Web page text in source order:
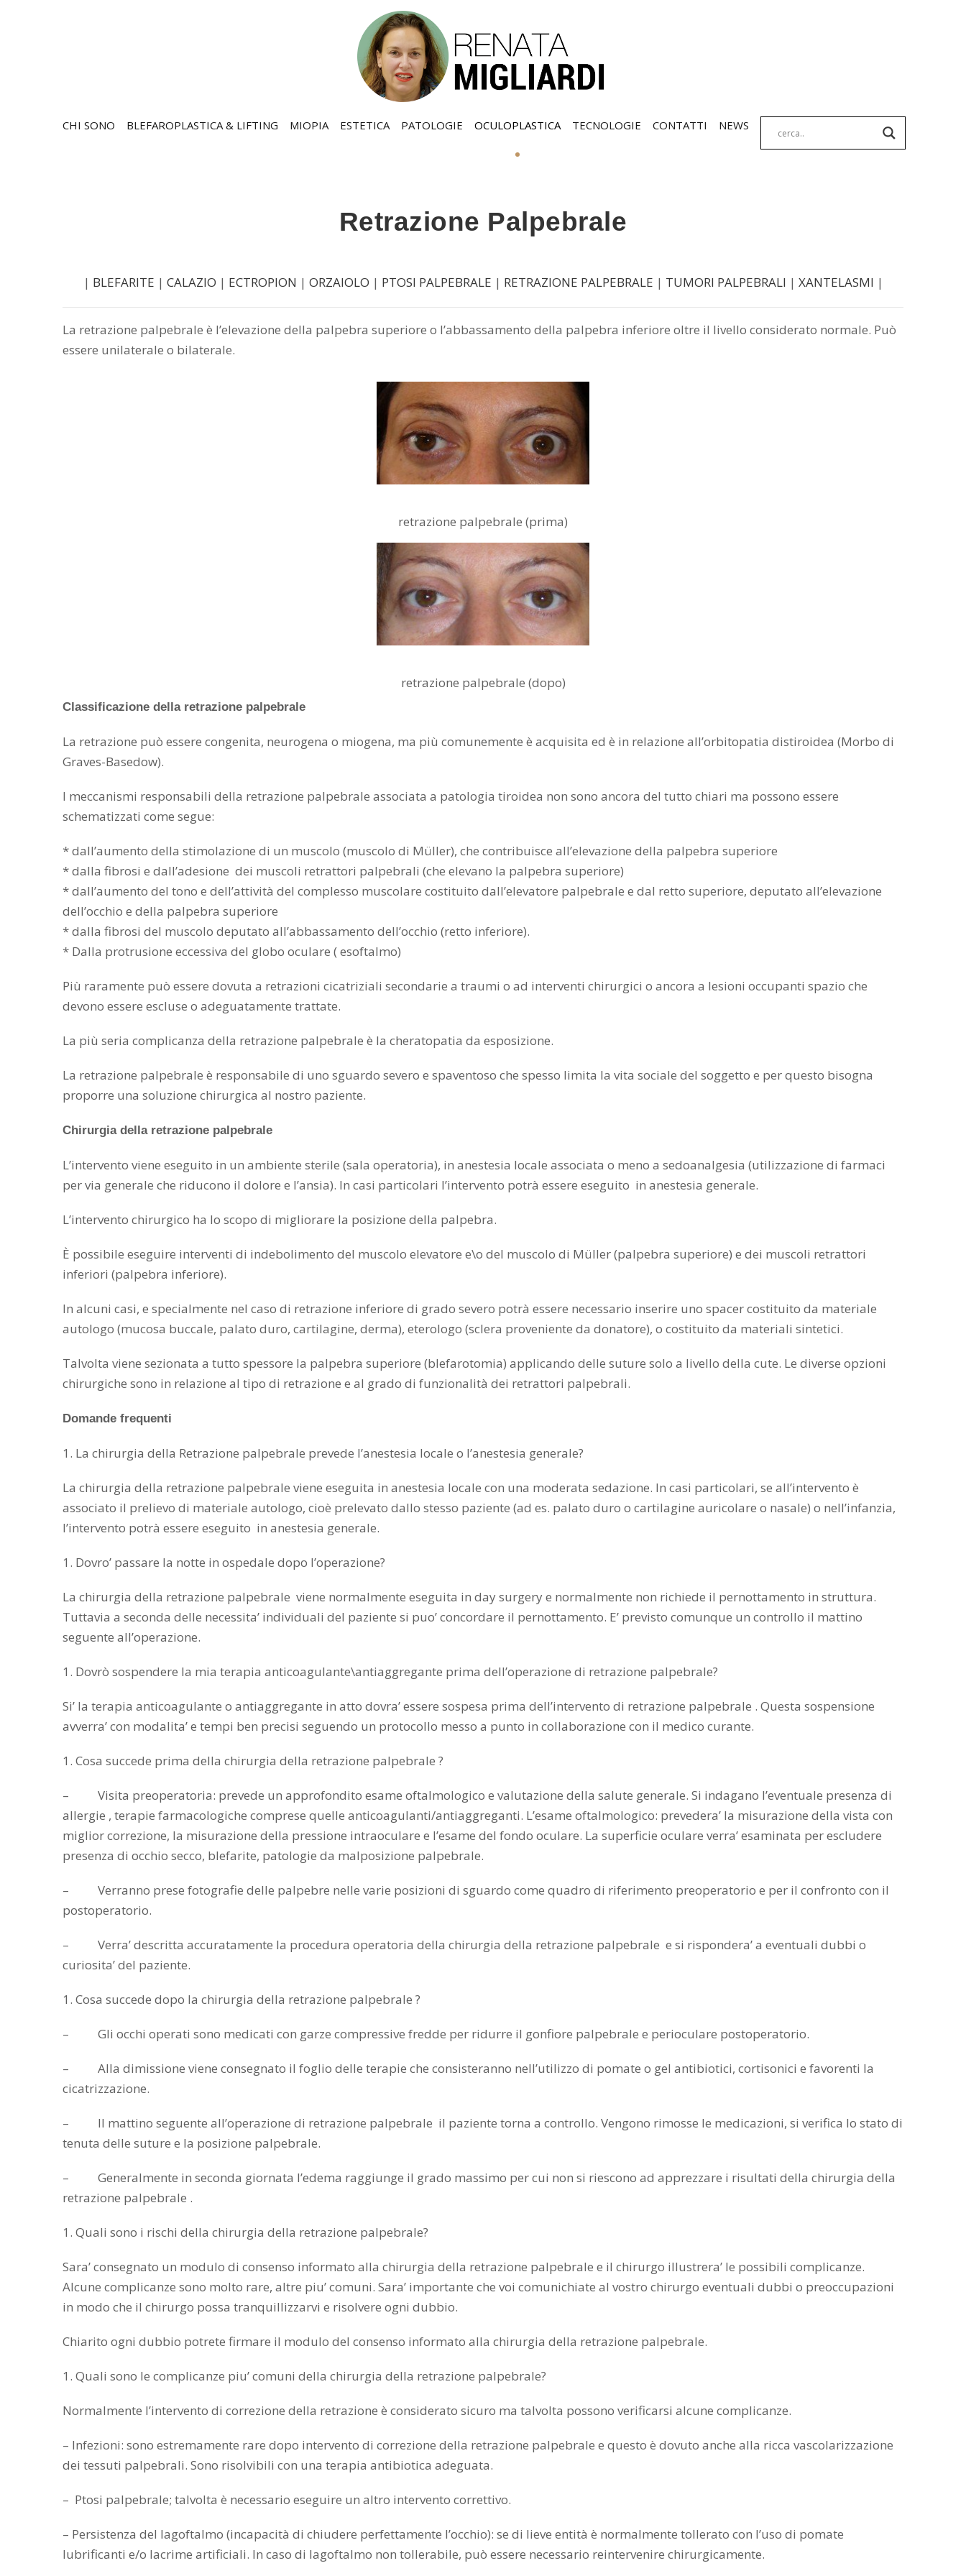
CHI SONO BLEFAROPLASTICA & LIFTING MIOPIA ESTETICA PATOLOGIE OCULOPLASTICA TECNOLOGIE CONTATTI NEWS
Retrazione Palpebrale
| BLEFARITE | CALAZIO | ECTROPION | ORZAIOLO | PTOSI PALPEBRALE | RETRAZIONE PALPEBRALE | TUMORI PALPEBRALI | XANTELASMI |
La retrazione palpebrale è l’elevazione della palpebra superiore o l’abbassamento della palpebra inferiore oltre il livello considerato normale. Può
essere unilaterale o bilaterale.
retrazione palpebrale (prima)
retrazione palpebrale (dopo)
Classificazione della retrazione palpebrale
La retrazione può essere congenita, neurogena o miogena, ma più comunemente è acquisita ed è in relazione all’orbitopatia distiroidea (Morbo di
Graves-Basedow).
I meccanismi responsabili della retrazione palpebrale associata a patologia tiroidea non sono ancora del tutto chiari ma possono essere
schematizzati come segue:
* dall’aumento della stimolazione di un muscolo (muscolo di Müller), che contribuisce all’elevazione della palpebra superiore
* dalla fibrosi e dall’adesione dei muscoli retrattori palpebrali (che elevano la palpebra superiore)
* dall’aumento del tono e dell’attività del complesso muscolare costituito dall’elevatore palpebrale e dal retto superiore, deputato all’elevazione
dell’occhio e della palpebra superiore
* dalla fibrosi del muscolo deputato all’abbassamento dell’occhio (retto inferiore).
* Dalla protrusione eccessiva del globo oculare ( esoftalmo)
Più raramente può essere dovuta a retrazioni cicatriziali secondarie a traumi o ad interventi chirurgici o ancora a lesioni occupanti spazio che
devono essere escluse o adeguatamente trattate.
La più seria complicanza della retrazione palpebrale è la cheratopatia da esposizione.
La retrazione palpebrale è responsabile di uno sguardo severo e spaventoso che spesso limita la vita sociale del soggetto e per questo bisogna
proporre una soluzione chirurgica al nostro paziente.
Chirurgia della retrazione palpebrale
L’intervento viene eseguito in un ambiente sterile (sala operatoria), in anestesia locale associata o meno a sedoanalgesia (utilizzazione di farmaci
per via generale che riducono il dolore e l’ansia). In casi particolari l’intervento potrà essere eseguito in anestesia generale.
L’intervento chirurgico ha lo scopo di migliorare la posizione della palpebra.
È possibile eseguire interventi di indebolimento del muscolo elevatore e\o del muscolo di Müller (palpebra superiore) e dei muscoli retrattori
inferiori (palpebra inferiore).
In alcuni casi, e specialmente nel caso di retrazione inferiore di grado severo potrà essere necessario inserire uno spacer costituito da materiale
autologo (mucosa buccale, palato duro, cartilagine, derma), eterologo (sclera proveniente da donatore), o costituito da materiali sintetici.
Talvolta viene sezionata a tutto spessore la palpebra superiore (blefarotomia) applicando delle suture solo a livello della cute. Le diverse opzioni
chirurgiche sono in relazione al tipo di retrazione e al grado di funzionalità dei retrattori palpebrali.
Domande frequenti
1. La chirurgia della Retrazione palpebrale prevede l’anestesia locale o l’anestesia generale?
La chirurgia della retrazione palpebrale viene eseguita in anestesia locale con una moderata sedazione. In casi particolari, se all’intervento è
associato il prelievo di materiale autologo, cioè prelevato dallo stesso paziente (ad es. palato duro o cartilagine auricolare o nasale) o nell’infanzia,
l’intervento potrà essere eseguito in anestesia generale.
1. Dovro’ passare la notte in ospedale dopo l’operazione?
La chirurgia della retrazione palpebrale viene normalmente eseguita in day surgery e normalmente non richiede il pernottamento in struttura.
Tuttavia a seconda delle necessita’ individuali del paziente si puo’ concordare il pernottamento. E’ previsto comunque un controllo il mattino
seguente all’operazione.
1. Dovrò sospendere la mia terapia anticoagulante\antiaggregante prima dell’operazione di retrazione palpebrale?
Si’ la terapia anticoagulante o antiaggregante in atto dovra’ essere sospesa prima dell’intervento di retrazione palpebrale . Questa sospensione
avverra’ con modalita’ e tempi ben precisi seguendo un protocollo messo a punto in collaborazione con il medico curante.
1. Cosa succede prima della chirurgia della retrazione palpebrale ?
– Visita preoperatoria: prevede un approfondito esame oftalmologico e valutazione della salute generale. Si indagano l’eventuale presenza di
allergie , terapie farmacologiche comprese quelle anticoagulanti/antiaggreganti. L’esame oftalmologico: prevedera’ la misurazione della vista con
miglior correzione, la misurazione della pressione intraoculare e l’esame del fondo oculare. La superficie oculare verra’ esaminata per escludere
presenza di occhio secco, blefarite, patologie da malposizione palpebrale.
– Verranno prese fotografie delle palpebre nelle varie posizioni di sguardo come quadro di riferimento preoperatorio e per il confronto con il
postoperatorio.
– Verra’ descritta accuratamente la procedura operatoria della chirurgia della retrazione palpebrale e si rispondera’ a eventuali dubbi o
curiosita’ del paziente.
1. Cosa succede dopo la chirurgia della retrazione palpebrale ?
– Gli occhi operati sono medicati con garze compressive fredde per ridurre il gonfiore palpebrale e perioculare postoperatorio.
– Alla dimissione viene consegnato il foglio delle terapie che consisteranno nell’utilizzo di pomate o gel antibiotici, cortisonici e favorenti la
cicatrizzazione.
– Il mattino seguente all’operazione di retrazione palpebrale il paziente torna a controllo. Vengono rimosse le medicazioni, si verifica lo stato di
tenuta delle suture e la posizione palpebrale.
– Generalmente in seconda giornata l’edema raggiunge il grado massimo per cui non si riescono ad apprezzare i risultati della chirurgia della
retrazione palpebrale .
1. Quali sono i rischi della chirurgia della retrazione palpebrale?
Sara’ consegnato un modulo di consenso informato alla chirurgia della retrazione palpebrale e il chirurgo illustrera’ le possibili complicanze.
Alcune complicanze sono molto rare, altre piu’ comuni. Sara’ importante che voi comunichiate al vostro chirurgo eventuali dubbi o preoccupazioni
in modo che il chirurgo possa tranquillizzarvi e risolvere ogni dubbio.
Chiarito ogni dubbio potrete firmare il modulo del consenso informato alla chirurgia della retrazione palpebrale.
1. Quali sono le complicanze piu’ comuni della chirurgia della retrazione palpebrale?
Normalmente l’intervento di correzione della retrazione è considerato sicuro ma talvolta possono verificarsi alcune complicanze.
– Infezioni: sono estremamente rare dopo intervento di correzione della retrazione palpebrale e questo è dovuto anche alla ricca vascolarizzazione
dei tessuti palpebrali. Sono risolvibili con una terapia antibiotica adeguata.
– Ptosi palpebrale; talvolta è necessario eseguire un altro intervento correttivo.
– Persistenza del lagoftalmo (incapacità di chiudere perfettamente l’occhio): se di lieve entità è normalmente tollerato con l’uso di pomate
lubrificanti e/o lacrime artificiali. In caso di lagoftalmo non tollerabile, può essere necessario reintervenire chirurgicamente.